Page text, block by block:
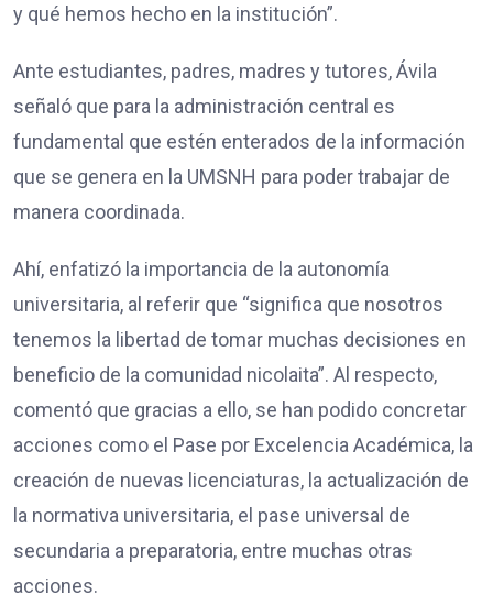
y qué hemos hecho en la institución”.
Ante estudiantes, padres, madres y tutores, Ávila
señaló que para la administración central es
fundamental que estén enterados de la información
que se genera en la UMSNH para poder trabajar de
manera coordinada.
Ahí, enfatizó la importancia de la autonomía
universitaria, al referir que “significa que nosotros
tenemos la libertad de tomar muchas decisiones en
beneficio de la comunidad nicolaita”. Al respecto,
comentó que gracias a ello, se han podido concretar
acciones como el Pase por Excelencia Académica, la
creación de nuevas licenciaturas, la actualización de
la normativa universitaria, el pase universal de
secundaria a preparatoria, entre muchas otras
acciones.